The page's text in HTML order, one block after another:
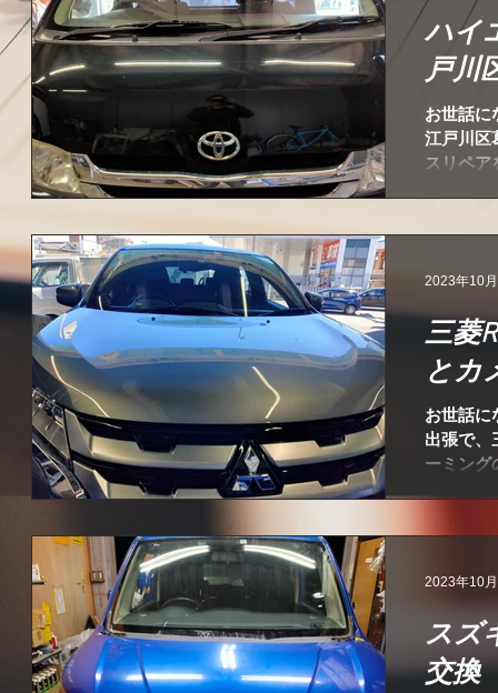
ハイ
戸川
お世話に
江戸川区
スリペア
ないスペ
三菱
とカ
お世話に
出張で、
ーミング
2023年10
スズ
交換
2023年10